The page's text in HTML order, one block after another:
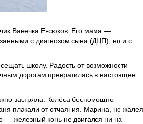
Ванечка Евсюков. Его мама —
с диагнозом сына (ДЦП), но и с
школу. Радость от возможности
дорогам превратилась в настоящее
застряла. Колёса беспомощно
плакали от отчаяния. Марина, не жалея
— железный конь не двигался ни на